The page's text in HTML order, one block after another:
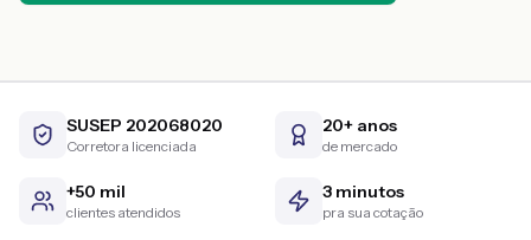
SUSEP 202068020
Corretora licenciada
20+ anos
de mercado
+50 mil
clientes atendidos
3 minutos
pra sua cotação